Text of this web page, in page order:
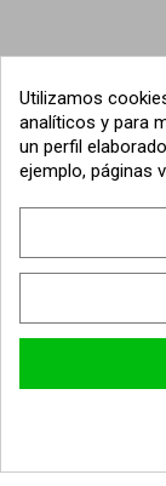
Información
Utilizamos
analíticos y para
un perfil
ejemplo, páginas